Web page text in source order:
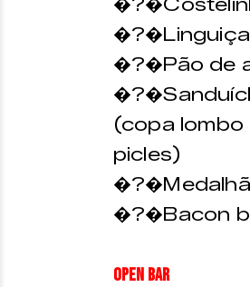
�?�Pão de
(copa lombo
picles)
�?�Bacon
OPEN BAR